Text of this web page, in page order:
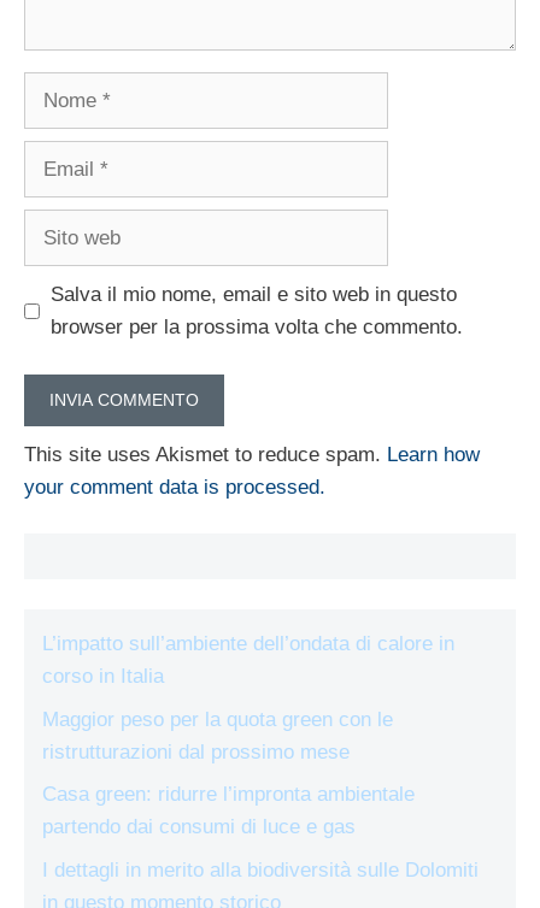
Nome
Email
Sito
Salva il mio nome, email e sito web in questo
browser per la prossima volta che commento.
This site uses Akismet to reduce spam. Learn how
your comment data is processed.
L’impatto sull’ambiente dell’ondata di calore in
corso in Italia
Maggior peso per la quota green con le
ristrutturazioni dal prossimo mese
Casa green: ridurre l’impronta ambientale
partendo dai consumi di luce e gas
I dettagli in merito alla biodiversità sulle Dolomiti
in questo momento storico